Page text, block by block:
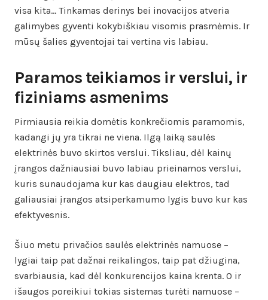
visa kita… Tinkamas derinys bei inovacijos atveria
galimybes gyventi kokybiškiau visomis prasmėmis. Ir
mūsų šalies gyventojai tai vertina vis labiau.
Paramos teikiamos ir verslui, ir
fiziniams asmenims
Pirmiausia reikia domėtis konkrečiomis paramomis,
kadangi jų yra tikrai ne viena. Ilgą laiką saulės
elektrinės buvo skirtos verslui. Tiksliau, dėl kainų
įrangos dažniausiai buvo labiau prieinamos verslui,
kuris sunaudojama kur kas daugiau elektros, tad
galiausiai įrangos atsiperkamumo lygis buvo kur kas
efektyvesnis.
Šiuo metu privačios saulės elektrinės namuose –
lygiai taip pat dažnai reikalingos, taip pat džiugina,
svarbiausia, kad dėl konkurencijos kaina krenta. O ir
išaugos poreikiui tokias sistemas turėti namuose –